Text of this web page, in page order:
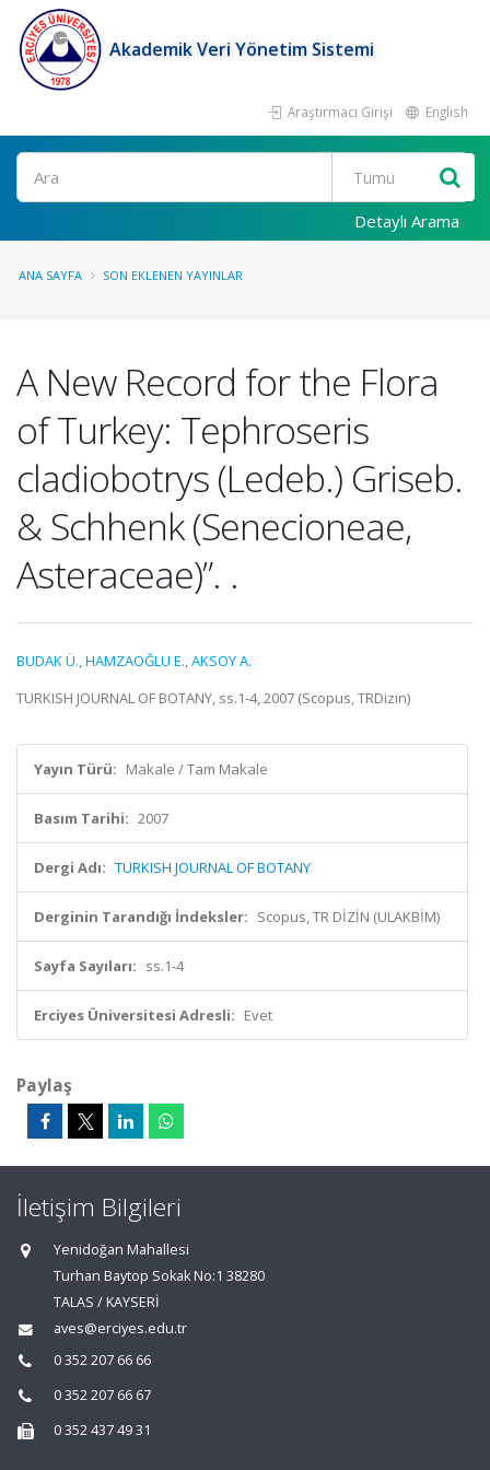
Akademik Veri Yönetim Sistemi
Araştırmacı Girişi English
Ara
Detaylı Arama
ANA SAYFA SON EKLENEN YAYINLAR
A New Record for the Flora
of Turkey: Tephroseris
cladiobotrys (Ledeb.) Griseb.
& Schhenk (Senecioneae,
Asteraceae)”. .
BUDAK Ü.,HAMZAOĞLU E.,AKSOY A.
TURKISH JOURNAL OF BOTANY, ss.1-4, 2007 (Scopus, TRDizin)
Yayın Türü: Makale / Tam Makale
Basım Tarihi: 2007
Dergi Adı: TURKISH JOURNAL OF BOTANY
Derginin Tarandığı İndeksler: Scopus, TR DİZİN (ULAKBİM)
Sayfa Sayıları: ss.1-4
Erciyes Üniversitesi Adresli: Evet
Paylaş
İletişim Bilgileri
Yenidoğan Mahallesi
Turhan Baytop Sokak No:1 38280
TALAS / KAYSERİ
aves@erciyes.edu.tr
0 352 207 66 66
0 352 207 66 67
0 352 437 49 31